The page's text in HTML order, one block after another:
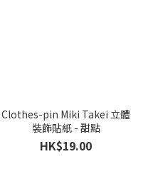
Clothes-pin Miki Takei 立體
裝飾貼紙 - 甜點
HK$19.00